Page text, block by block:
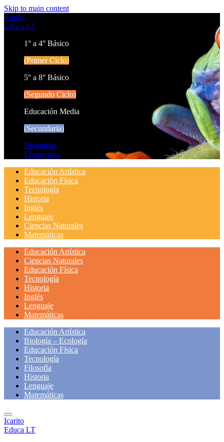
Skip to main content
Icarito
Educa LT
1° a 4° Básico
(Primer Ciclo)
5° a 8° Básico
(Segundo Ciclo)
Educación Media
(Secundaria)
Biografías
Efemérides
Educación Artística
Educación Física
Tecnología
Historia
Inglés
Lenguaje
Ciencias Naturales
Matemáticas
Educación Artística
Ciencias Naturales
Educación Física
Tecnología
Historia
Inglés
Lenguaje
Matemáticas
Educación Artística
Biología – Ecología
Educación Física
Tecnología
Filosofía
Historia
Lenguaje
Matemáticas
Icarito
Educa LT